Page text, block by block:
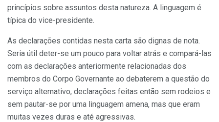
princípios sobre assuntos desta natureza. A linguagem é
típica do vice-presidente.
As declarações contidas nesta carta são dignas de nota.
Seria útil deter-se um pouco para voltar atrás e compará-las
com as declarações anteriormente relacionadas dos
membros do Corpo Governante ao debaterem a questão do
serviço alternativo, declarações feitas então sem rodeios e
sem pautar-se por uma linguagem amena, mas que eram
muitas vezes duras e até agressivas.